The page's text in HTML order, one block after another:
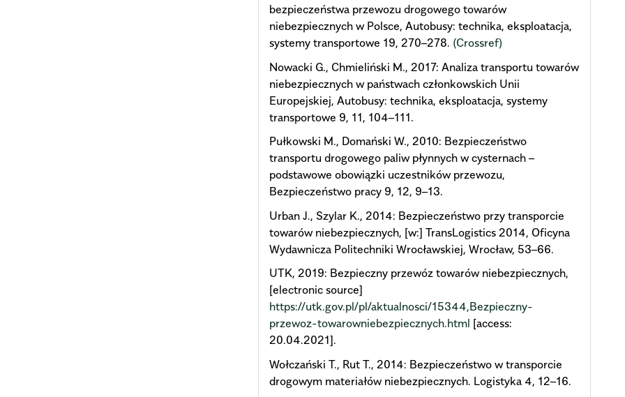
bezpieczeństwa przewozu drogowego towarów
niebezpiecznych w Polsce, Autobusy: technika, eksploatacja,
systemy transportowe 19, 270–278. (Crossref)
Nowacki G., Chmieliński M., 2017: Analiza transportu towarów
niebezpiecznych w państwach członkowskich Unii
Europejskiej, Autobusy: technika, eksploatacja, systemy
transportowe 9, 11, 104–111.
Pułkowski M., Domański W., 2010: Bezpieczeństwo
transportu drogowego paliw płynnych w cysternach –
podstawowe obowiązki uczestników przewozu,
Bezpieczeństwo pracy 9, 12, 9–13.
Urban J., Szylar K., 2014: Bezpieczeństwo przy transporcie
towarów niebezpiecznych, [w:] TransLogistics 2014, Oficyna
Wydawnicza Politechniki Wrocławskiej, Wrocław, 53–66.
UTK, 2019: Bezpieczny przewóz towarów niebezpiecznych,
[electronic source]
https://utk.gov.pl/pl/aktualnosci/15344,Bezpieczny-
przewoz-towarowniebezpiecznych.html [access:
20.04.2021].
Wołczański T., Rut T., 2014: Bezpieczeństwo w transporcie
drogowym materiałów niebezpiecznych. Logistyka 4, 12–16.